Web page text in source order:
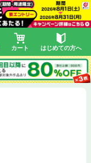
カート はじめての方へ